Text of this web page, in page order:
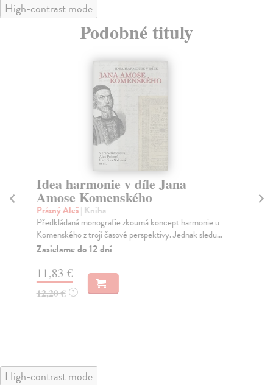
High-contrast mode
Podobné tituly
Idea harmonie v díle Jana
Amose Komenského
Prázný Aleš| Kniha
Předkládaná monografie zkoumá koncept harmonie u
Komenského z trojí časové perspektivy. Jednak sledu...
Zasielame do 12 dní
11,83 €
12,20 € ?
High-contrast mode